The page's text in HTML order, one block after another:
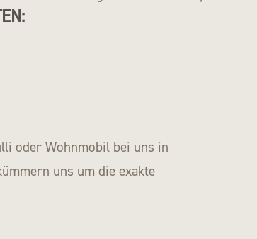
oder Wohnmobil bei uns in
uns um die exakte